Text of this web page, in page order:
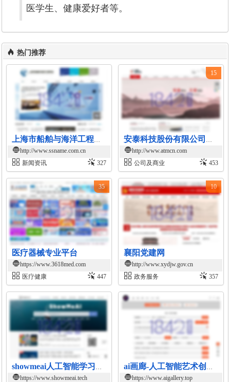
医学生、健康爱好者等。
热门推荐
上海市船舶与海洋工程学会官网
http://www.ssname.com.cn
新闻资讯
327
安泰科技股份有限公司官网
http://www.atmcn.com
公司及商业
453
15
医疗器械专业平台
https://www.3618med.com
医疗健康
447
35
襄阳党建网
http://www.xydjw.gov.cn
政务服务
357
10
https://www.showmeai.tech
https://www.aigallery.top